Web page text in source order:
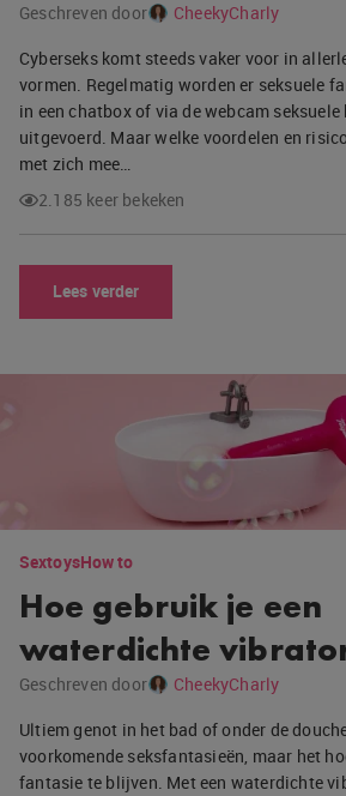
Geschreven door
CheekyCharly
Cyberseks komt steeds vaker voor in
vormen. Regelmatig worden er seksuele
in een chatbox of via de webcam
uitgevoerd. Maar welke voordelen en
met zich mee…
2.185 keer bekeken
Lees verder
SextoysHow to
Hoe gebruik je een
waterdichte
Geschreven door
CheekyCharly
Ultiem genot in het bad of onder de
voorkomende seksfantasieën, maar het
fantasie te blijven. Met een waterdichte